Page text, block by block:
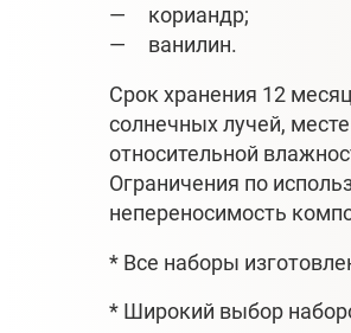
кориандр;
ванилин.
Срок хранения 12
солнечных лучей,
относительной
Ограничения по
непереносимость
* Все наборы
* Широкий выбор